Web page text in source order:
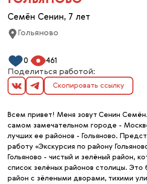
Семён Сенин, 7 лет
Гольяново
0 461
Поделиться работой:
Скопировать ссылку
Всем привет! Меня зовут Сенин
самом замечательном городе -
лучших ее районов - Гольяново.
работу «Экскурсия по району
Гольяново - чистый и зелёный район,
список зелёных районов столицы. Это
район с зёлеными дворами, тихими